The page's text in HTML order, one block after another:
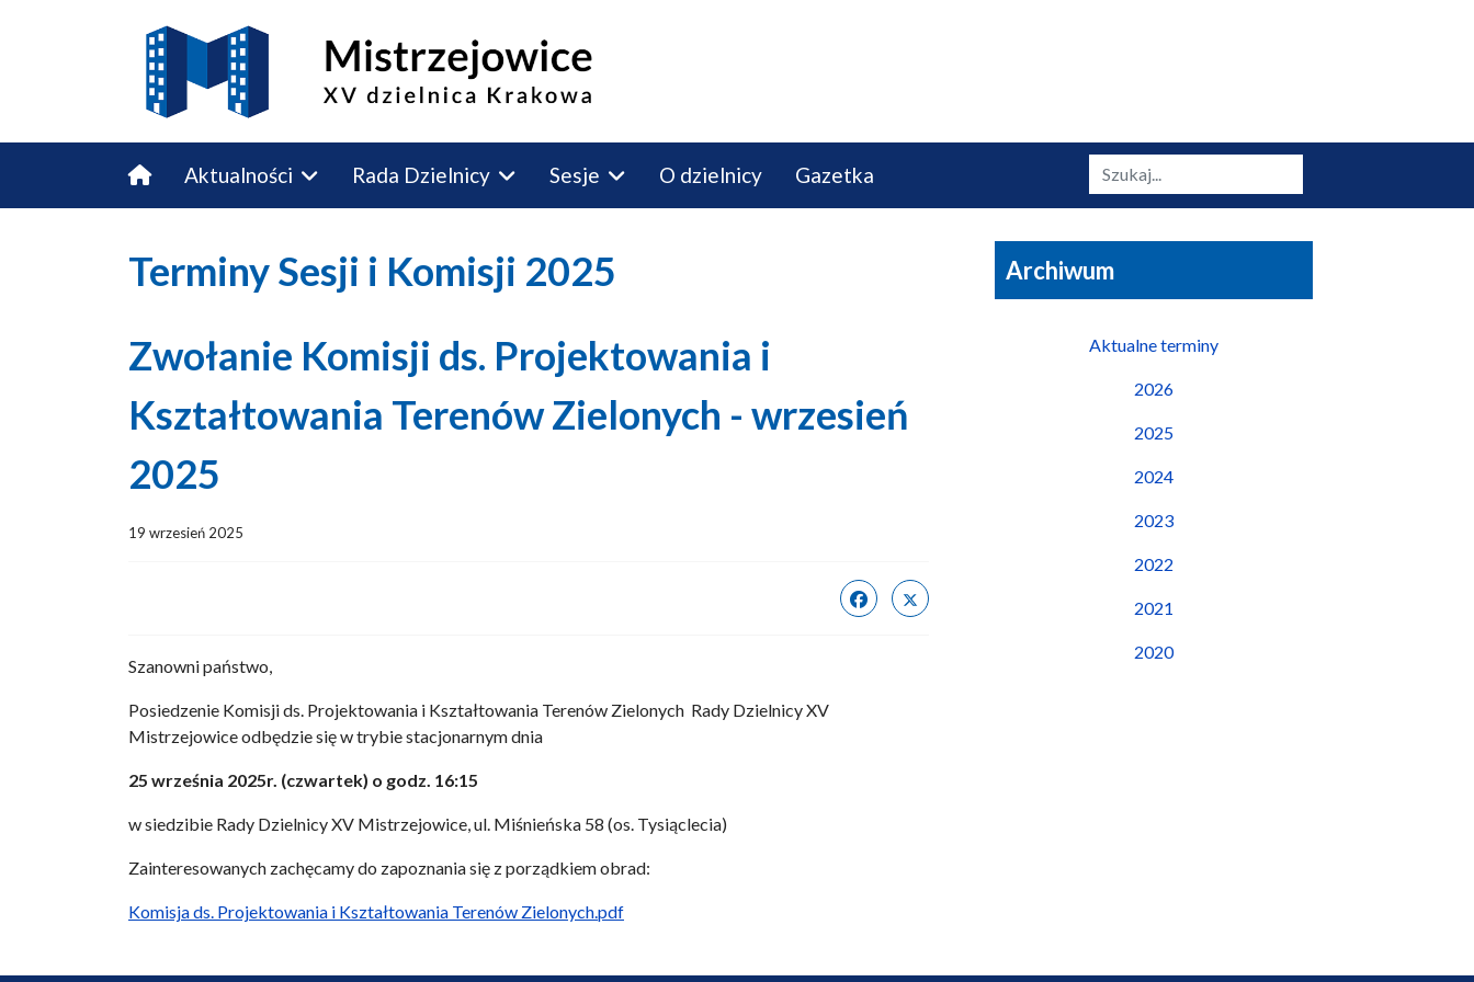
Aktualności Rada Dzielnicy Sesje O dzielnicy Gazetka Szukaj
Terminy Sesji i Komisji 2025
Zwołanie Komisji ds. Projektowania i
Kształtowania Terenów Zielonych - wrzesień
2025
19 wrzesień 2025
Szanowni państwo,
Posiedzenie Komisji ds. Projektowania i Kształtowania Terenów Zielonych Rady Dzielnicy XV
Mistrzejowice odbędzie się w trybie stacjonarnym dnia
25 września 2025r. (czwartek) o godz. 16:15
w siedzibie Rady Dzielnicy XV Mistrzejowice, ul. Miśnieńska 58 (os. Tysiąclecia)
Zainteresowanych zachęcamy do zapoznania się z porządkiem obrad:
Komisja ds. Projektowania i Kształtowania Terenów Zielonych.pdf
Archiwum
Aktualne terminy
2026
2025
2024
2023
2022
2021
2020